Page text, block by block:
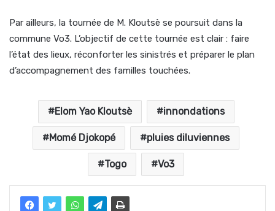
Par ailleurs, la tournée de M. Kloutsè se poursuit dans la
commune Vo3. L’objectif de cette tournée est clair : faire
l’état des lieux, réconforter les sinistrés et préparer le plan
d’accompagnement des familles touchées.
Elom Yao Kloutsè innondations
Momé Djokopé pluies diluviennes
Togo Vo3